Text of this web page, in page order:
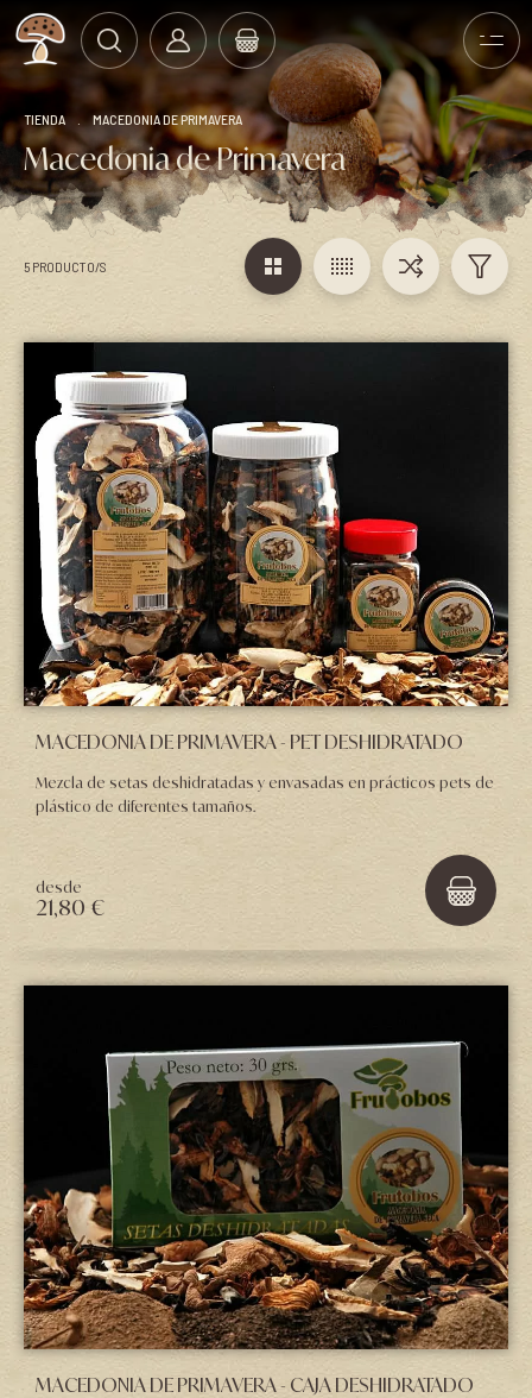
TIENDA MACEDONIA DE PRIMAVERA
Macedonia de Primavera
5 PRODUCTO/S
MACEDONIA DE PRIMAVERA - PET DESHIDRATADO
Mezcla de setas deshidratadas y envasadas en prácticos pets de
plástico de diferentes tamaños.
desde
21,80 €
MACEDONIA DE PRIMAVERA - CAJA DESHIDRATADO